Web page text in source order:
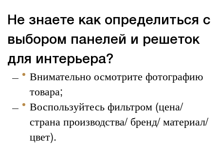
Не знаете как определиться с
выбором панелей и решеток
для интерьера?
Внимательно осмотрите фотографию
товара;
Воспользуйтесь фильтром (цена/
страна производства/ бренд/ материал/
цвет).